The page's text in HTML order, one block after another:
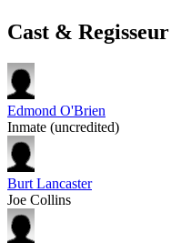
Cast & Regisseur
Edmond O'Brien
Inmate (uncredited)
Burt Lancaster
Joe Collins